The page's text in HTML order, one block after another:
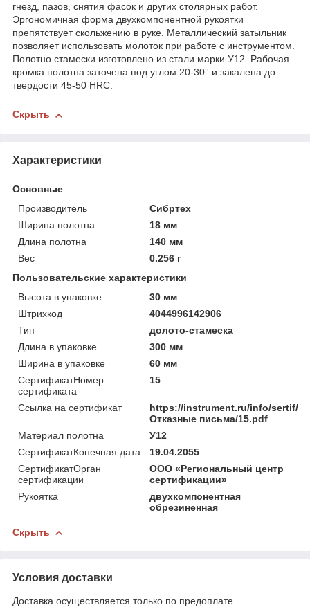
гнезд, пазов, снятия фасок и других столярных работ.
Эргономичная форма двухкомпонентной рукоятки
препятствует скольжению в руке. Металлический затыльник
позволяет использовать молоток при работе с инструментом.
Полотно стамески изготовлено из стали марки У12. Рабочая
кромка полотна заточена под углом 20-30° и закалена до
твердости 45-50 HRC.
Скрыть
Характеристики
Основные
Производитель
Сибртех
Ширина полотна
18 мм
Длина полотна
140 мм
Вес
0.256 г
Пользовательские характеристики
Высота в упаковке
30 мм
Штрихкод
4044996142906
Тип
долото-стамеска
Длина в упаковке
300 мм
Ширина в упаковке
60 мм
СертификатНомер
сертификата
15
Ссылка на сертификат
https://instrument.ru/info/sertif/
Отказные письма/15.pdf
Материал полотна
У12
СертификатКонечная дата
19.04.2055
СертификатОрган
сертификации
ООО «Региональный центр
сертификации»
Рукоятка
двухкомпонентная
обрезиненная
Скрыть
Условия доставки
Доставка осуществляется только по предоплате.